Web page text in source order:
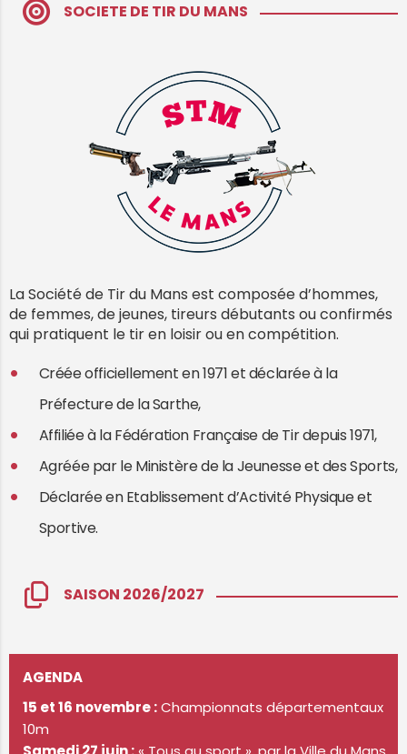
SOCIETE DE TIR DU MANS
La Société de Tir du Mans est composée d’hommes,
de femmes, de jeunes, tireurs débutants ou confirmés
qui pratiquent le tir en loisir ou en compétition.
Créée officiellement en 1971 et déclarée à la
Préfecture de la Sarthe,
Affiliée à la Fédération Française de Tir depuis 1971,
Agréée par le Ministère de la Jeunesse et des Sports,
Déclarée en Etablissement d’Activité Physique et
Sportive.
SAISON 2026/2027
AGENDA
15 et 16 novembre :Championnats départementaux
10m